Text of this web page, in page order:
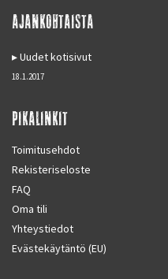
AJANKOHTAISTA
Uudet kotisivut
18.1.2017
PIKALINKIT
Toimitusehdot
Rekisteriseloste
FAQ
Oma tili
Yhteystiedot
Evästekäytäntö (EU)